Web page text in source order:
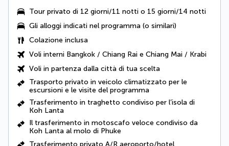
Tour privato di 12 giorni/11 notti o 15 giorni/14 notti
Gli alloggi indicati nel programma (o similari)
Colazione inclusa
Voli interni Bangkok / Chiang Rai e Chiang Mai / Krabi
Voli in partenza dalla città di tua scelta
Trasporto privato in veicolo climatizzato per le
escursioni e le visite del programma
Trasferimento in traghetto condiviso per l’isola di
Koh Lanta
Il trasferimento in motoscafo veloce condiviso da
Koh Lanta al molo di Phuke